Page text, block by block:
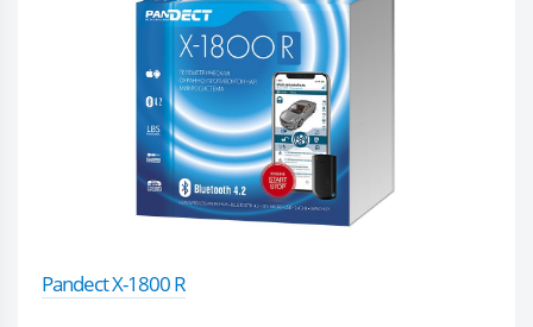
Pandect X-1800 R